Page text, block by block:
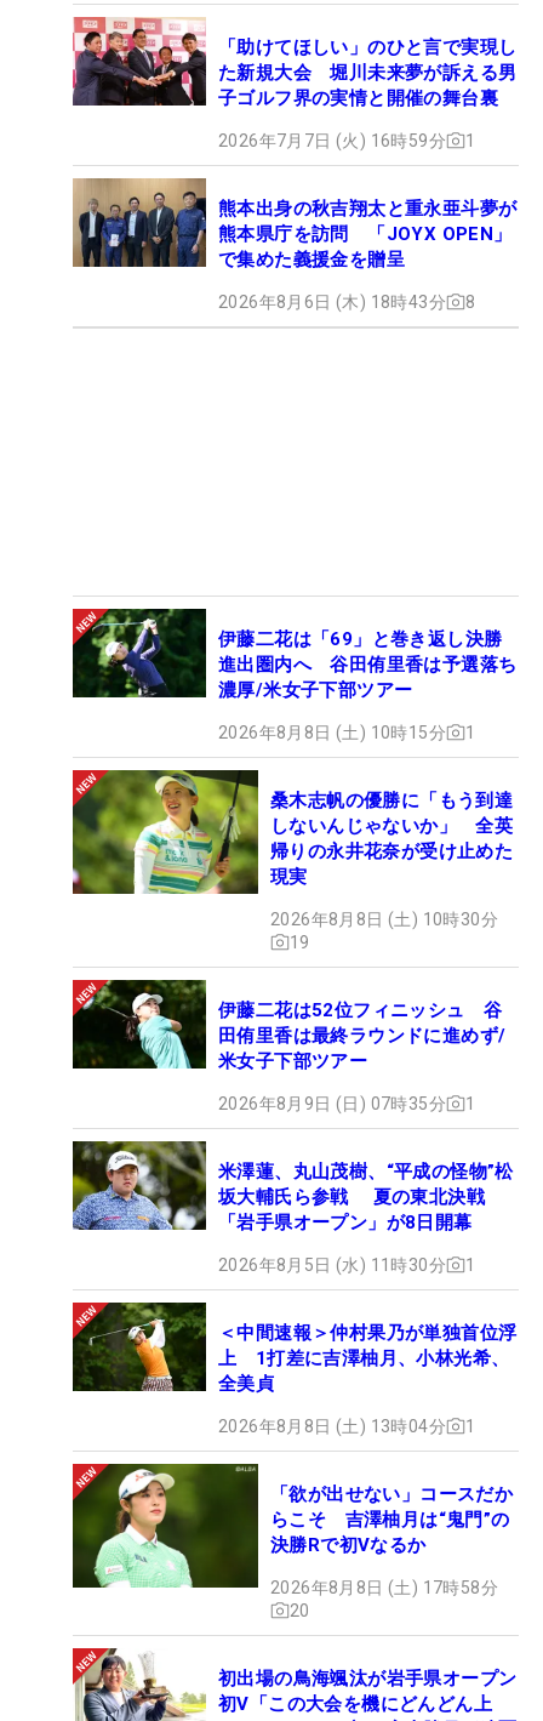
「助けてほしい」のひと言で実現し
た新規大会 堀川未来夢が訴える男
子ゴルフ界の実情と開催の舞台裏
2026年7月7日 (火) 16時59分 1
熊本出身の秋吉翔太と重永亜斗夢が
熊本県庁を訪問 「JOYX OPEN」
で集めた義援金を贈呈
2026年8月6日 (木) 18時43分 8
伊藤二花は「69」と巻き返し決勝
進出圏内へ 谷田侑里香は予選落ち
濃厚/米女子下部ツアー
2026年8月8日 (土) 10時15分 1
桑木志帆の優勝に「もう到達
しないんじゃないか」 全英
帰りの永井花奈が受け止めた
現実
2026年8月8日 (土) 10時30分
19
伊藤二花は52位フィニッシュ 谷
田侑里香は最終ラウンドに進めず/
米女子下部ツアー
2026年8月9日 (日) 07時35分 1
米澤蓮、丸山茂樹、“平成の怪物”松
坂大輔氏ら参戦 夏の東北決戦
「岩手県オープン」が8日開幕
2026年8月5日 (水) 11時30分 1
＜中間速報＞仲村果乃が単独首位浮
上 1打差に吉澤柚月、小林光希、
全美貞
2026年8月8日 (土) 13時04分 1
「欲が出せない」コースだか
らこそ 吉澤柚月は“鬼門”の
決勝Rで初Vなるか
2026年8月8日 (土) 17時58分
20
初出場の鳥海颯汰が岩手県オープン
初V「この大会を機にどんどん上